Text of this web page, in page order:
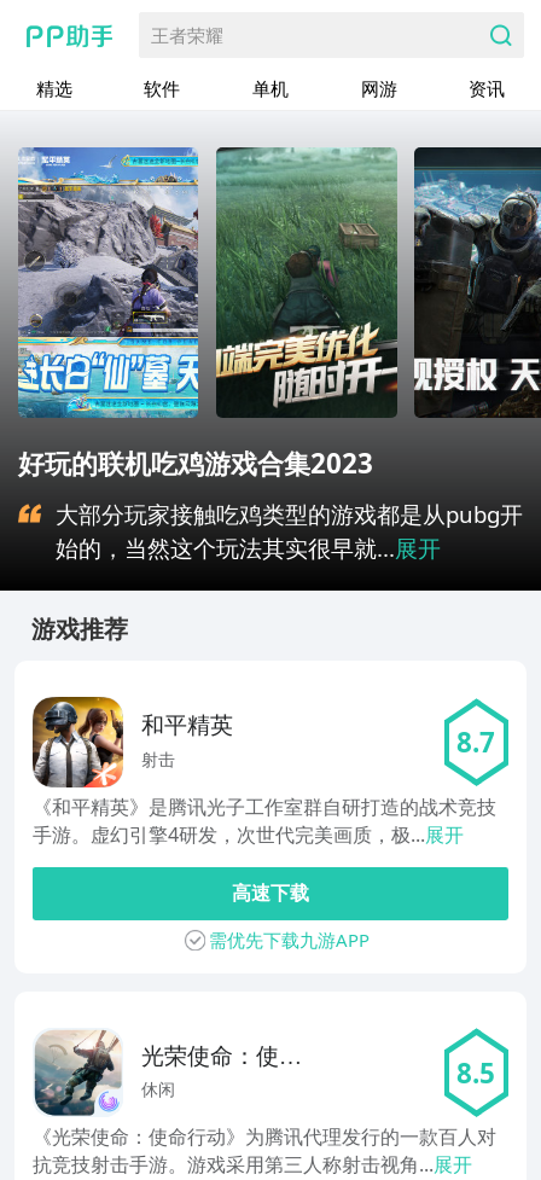
王者荣耀
精选 软件 单机 网游 资讯
好玩的联机吃鸡游戏合集2023
大部分玩家接触吃鸡类型的游戏都是从pubg开
始的，当然这个玩法其实很早就...展开
游戏推荐
和平精英
射击 8.7
《和平精英》是腾讯光子工作室群自研打造的战术竞技
手游。虚幻引擎4研发，次世代完美画质，极...展开
高速下载
需优先下载九游APP
光荣使命：使命
行动
休闲 8.5
《光荣使命：使命行动》为腾讯代理发行的一款百人对
抗竞技射击手游。游戏采用第三人称射击视角...展开